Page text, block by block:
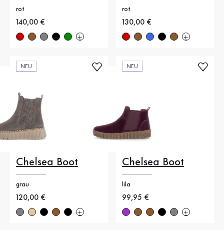
rot
Neuer Preis
140,00 €
rot
Neuer Preis
130,00 €
NEU
Chelsea Boot
grau
Neuer Preis
120,00 €
NEU
Chelsea Boot
lila
Neuer Preis
99,95 €